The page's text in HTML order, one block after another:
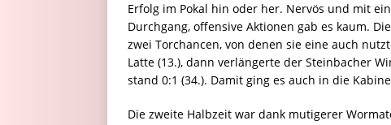
Erfolg im Pokal hin oder her. Nervös und mit
Durchgang, offensive Aktionen gab es kaum.
zwei Torchancen, von denen sie eine auch
Latte (13.), dann verlängerte der Steinbacher
stand 0:1 (34.). Damit ging es auch in die
Die zweite Halbzeit war dank mutigerer